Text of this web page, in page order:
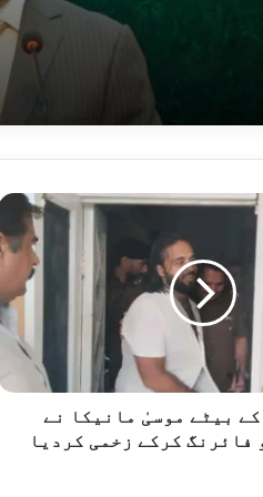
آزاد کشمیر انتخابات پر
فورسز کی دو انٹیلی جنس
اقوام متحدہ سے کشمیر پر
بیٹے موسیٰ مانیکا نے
فائرنگ کرکے زخمی کردیا